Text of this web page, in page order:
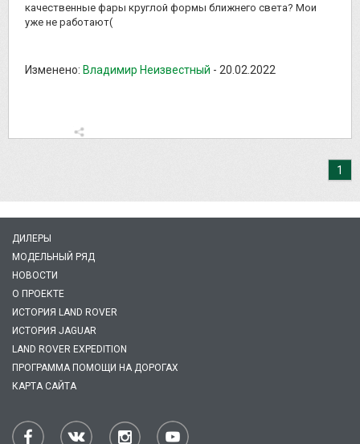
качественные фары круглой формы ближнего света? Мои
уже не работают(
Изменено: Владимир Неизвестный - 20.02.2022
1
ДИЛЕРЫ
МОДЕЛЬНЫЙ РЯД
НОВОСТИ
О ПРОЕКТЕ
ИСТОРИЯ LAND ROVER
ИСТОРИЯ JAGUAR
LAND ROVER EXPEDITION
ПРОГРАММА ПОМОЩИ НА ДОРОГАХ
КАРТА САЙТА